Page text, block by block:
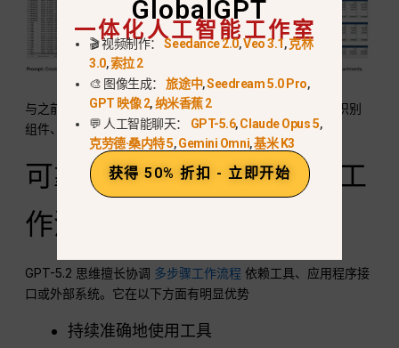
与之前的模型相比，改进后的空间推理使其能够更可靠地识别
组件、标注结构和理解元素之间的关系。.
可靠的多步骤工具使用和工
作流程自动化
GPT-5.2 思维擅长协调 多步骤工作流程 依赖工具、应用程序接
口或外部系统。它在以下方面有明显优势
持续准确地使用工具
GlobalGPT
一体化人工智能工作室
🎬 视频制作：Seedance 2.0,Veo 3.1,克林
3.0,索拉 2
🎨 图像生成：旅途中,Seedream 5.0 Pro,
GPT 映像 2,纳米香蕉 2
💬 人工智能聊天： GPT-5.6,Claude Opus 5,
克劳德·桑内特 5,Gemini Omni,基米 K3
获得 50% 折扣 - 立即开始